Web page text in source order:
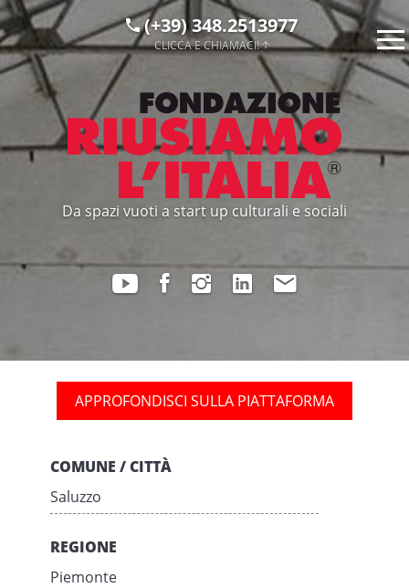
(+39) 348.2513977
CLICCA E CHIAMACI!
Da spazi vuoti a start up culturali e sociali
APPROFONDISCI SULLA PIATTAFORMA
COMUNE / CITTÀ
Saluzzo
REGIONE
Piemonte